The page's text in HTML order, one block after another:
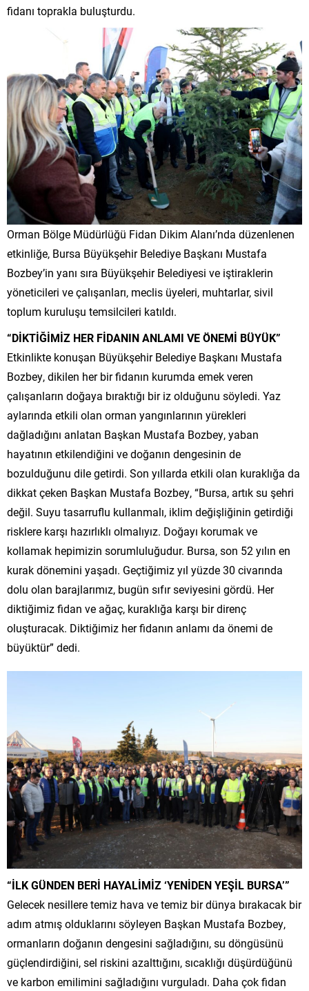
fidanı toprakla buluşturdu.
Orman Bölge Müdürlüğü Fidan Dikim Alanı’nda düzenlenen
etkinliğe, Bursa Büyükşehir Belediye Başkanı Mustafa
Bozbey’in yanı sıra Büyükşehir Belediyesi ve iştiraklerin
yöneticileri ve çalışanları, meclis üyeleri, muhtarlar, sivil
toplum kuruluşu temsilcileri katıldı.
“DİKTİĞİMİZ HER FİDANIN ANLAMI VE ÖNEMİ BÜYÜK”
Etkinlikte konuşan Büyükşehir Belediye Başkanı Mustafa
Bozbey, dikilen her bir fidanın kurumda emek veren
çalışanların doğaya bıraktığı bir iz olduğunu söyledi. Yaz
aylarında etkili olan orman yangınlarının yürekleri
dağladığını anlatan Başkan Mustafa Bozbey, yaban
hayatının etkilendiğini ve doğanın dengesinin de
bozulduğunu dile getirdi. Son yıllarda etkili olan kuraklığa da
dikkat çeken Başkan Mustafa Bozbey, “Bursa, artık su şehri
değil. Suyu tasarruflu kullanmalı, iklim değişliğinin getirdiği
risklere karşı hazırlıklı olmalıyız. Doğayı korumak ve
kollamak hepimizin sorumluluğudur. Bursa, son 52 yılın en
kurak dönemini yaşadı. Geçtiğimiz yıl yüzde 30 civarında
dolu olan barajlarımız, bugün sıfır seviyesini gördü. Her
diktiğimiz fidan ve ağaç, kuraklığa karşı bir direnç
oluşturacak. Diktiğimiz her fidanın anlamı da önemi de
büyüktür” dedi.
“İLK GÜNDEN BERİ HAYALİMİZ ‘YENİDEN YEŞİL BURSA’”
Gelecek nesillere temiz hava ve temiz bir dünya bırakacak bir
adım atmış olduklarını söyleyen Başkan Mustafa Bozbey,
ormanların doğanın dengesini sağladığını, su döngüsünü
güçlendirdiğini, sel riskini azalttığını, sıcaklığı düşürdüğünü
ve karbon emilimini sağladığını vurguladı. Daha çok fidan